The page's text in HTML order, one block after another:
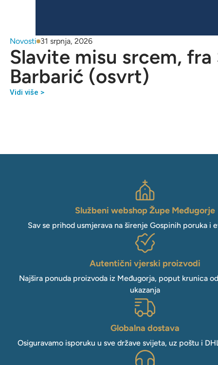
Novosti 31 srpnja, 2026
Slavite misu srcem, fra
Barbarić (osvrt)
Vidi više >
Službeni webshop Župe Međugorje
Sav se prihod usmjerava na širenje Gospinih poruka i
Autentični vjerski proizvodi
Najšira ponuda proizvoda iz Međugorja, poput krunica
ukazanja
Globalna dostava
Osiguravamo isporuku u sve države svijeta, uz poštu i